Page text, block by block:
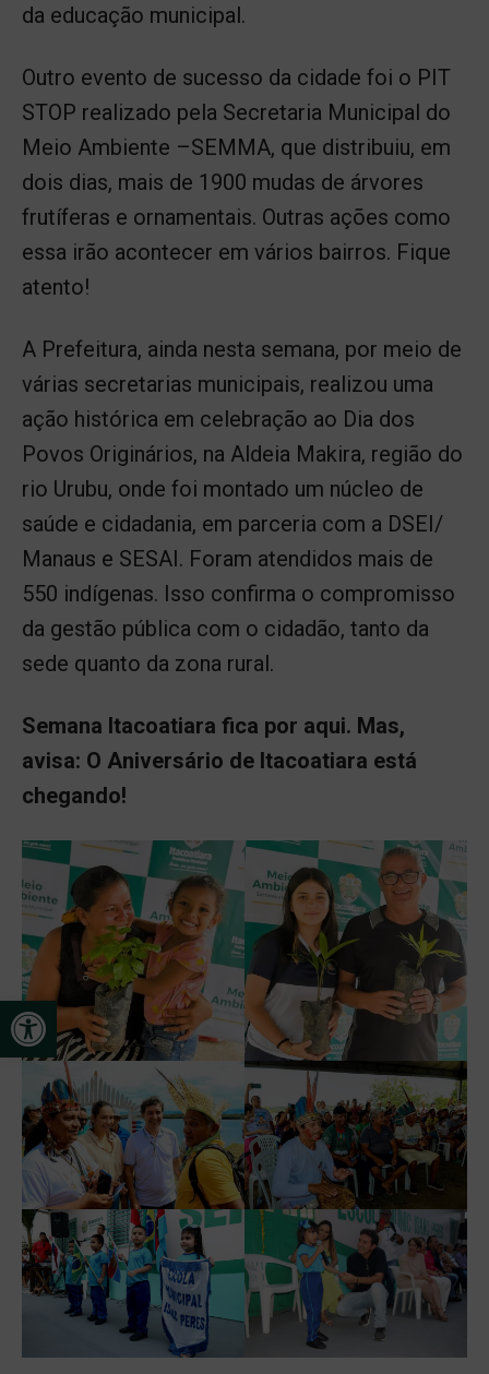
Abrir a barra de ferramentas
da educação municipal.
Outro evento de sucesso da cidade foi o PIT
STOP realizado pela Secretaria Municipal do
Meio Ambiente –SEMMA, que distribuiu, em
dois dias, mais de 1900 mudas de árvores
frutíferas e ornamentais. Outras ações como
essa irão acontecer em vários bairros. Fique
atento!
A Prefeitura, ainda nesta semana, por meio de
várias secretarias municipais, realizou uma
ação histórica em celebração ao Dia dos
Povos Originários, na Aldeia Makira, região do
rio Urubu, onde foi montado um núcleo de
saúde e cidadania, em parceria com a DSEI/
Manaus e SESAI. Foram atendidos mais de
550 indígenas. Isso confirma o compromisso
da gestão pública com o cidadão, tanto da
sede quanto da zona rural.
Semana Itacoatiara fica por aqui. Mas,
avisa: O Aniversário de Itacoatiara está
chegando!